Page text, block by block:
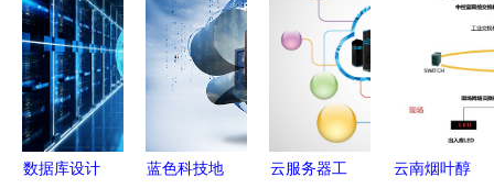
数据库设计
蓝色科技地
云服务器工
云南烟叶醇